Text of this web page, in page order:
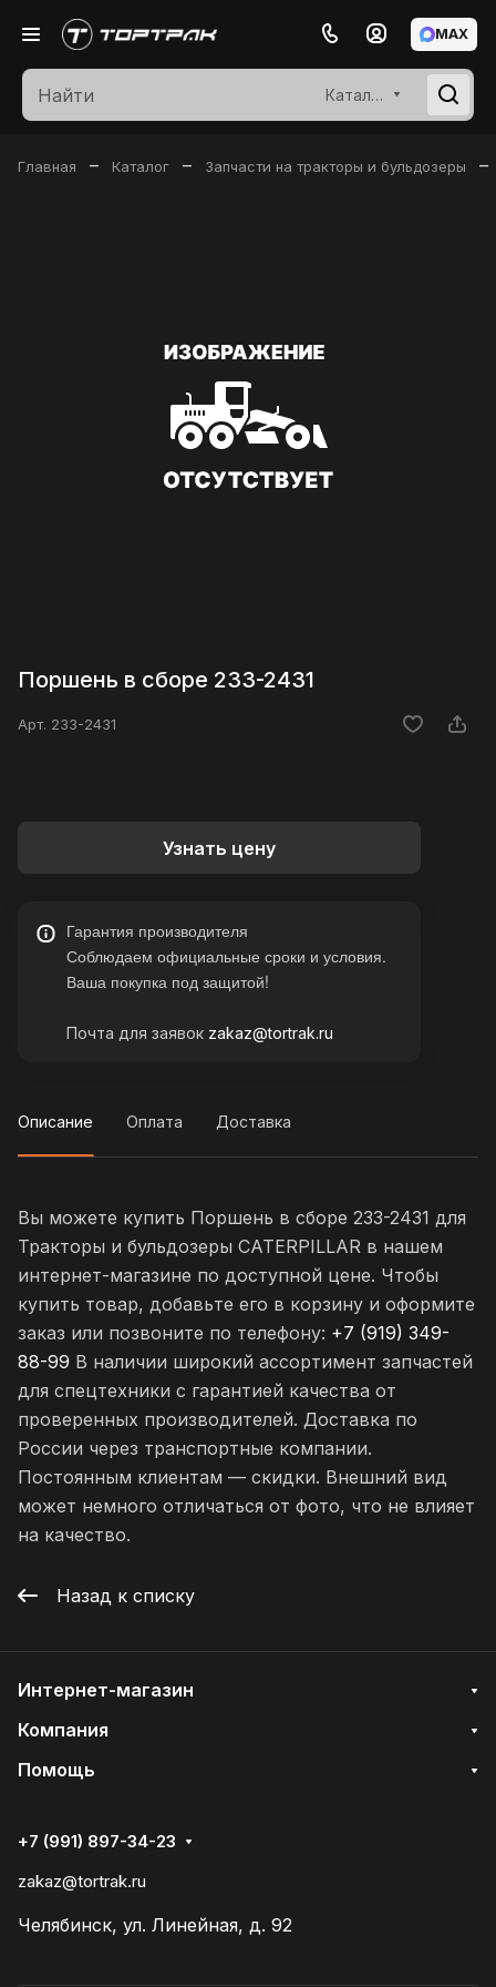
Каталог
MAX
Главная – Каталог – Запчасти на тракторы и бульдозеры –
Поршень в сборе 233-2431
Арт. 233-2431
Узнать цену
Гарантия производителя
Соблюдаем официальные сроки и условия.
Ваша покупка под защитой!
Почта для заявок zakaz@tortrak.ru
Описание Оплата Доставка
Вы можете купить Поршень в сборе 233-2431 для
Тракторы и бульдозеры CATERPILLAR в нашем
интернет-магазине по доступной цене. Чтобы
купить товар, добавьте его в корзину и оформите
заказ или позвоните по телефону: +7 (919) 349-
88-99 В наличии широкий ассортимент запчастей
для спецтехники с гарантией качества от
проверенных производителей. Доставка по
России через транспортные компании.
Постоянным клиентам — скидки. Внешний вид
может немного отличаться от фото, что не влияет
на качество.
Назад к списку
Интернет-магазин
Компания
Помощь
+7 (991) 897-34-23
zakaz@tortrak.ru
Челябинск, ул. Линейная, д. 92